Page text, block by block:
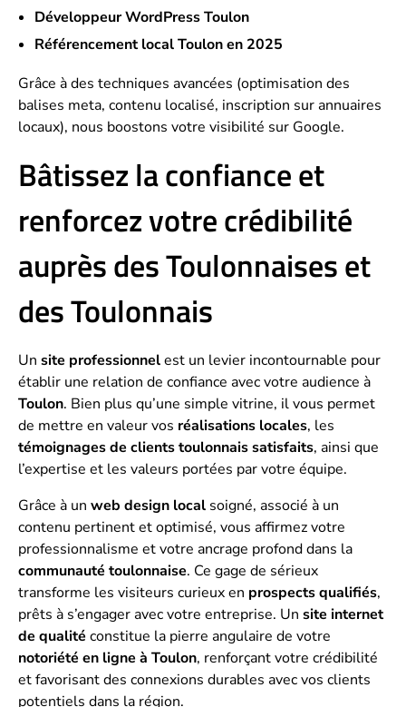
Développeur WordPress Toulon
Référencement local Toulon en 2025
Grâce à des techniques avancées (optimisation des
balises meta, contenu localisé, inscription sur annuaires
locaux), nous boostons votre visibilité sur Google.
Bâtissez la confiance et
renforcez votre crédibilité
auprès des Toulonnaises et
des Toulonnais
Un site professionnelest un levier incontournable pour
établir une relation de confiance avec votre audience à
Toulon. Bien plus qu’une simple vitrine, il vous permet
de mettre en valeur vos réalisations locales, les
témoignages de clients toulonnais satisfaits, ainsi que
l’expertise et les valeurs portées par votre équipe.
Grâce à un web design local soigné, associé à un
contenu pertinent et optimisé, vous affirmez votre
professionnalisme et votre ancrage profond dans la
communauté toulonnaise. Ce gage de sérieux
transforme les visiteurs curieux en prospects qualifiés,
prêts à s’engager avec votre entreprise. Un site internet
de qualité constitue la pierre angulaire de votre
notoriété en ligne à Toulon, renforçant votre crédibilité
et favorisant des connexions durables avec vos clients
potentiels dans la région.